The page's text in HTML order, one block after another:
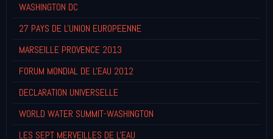
WASHINGTON DC
27 PAYS DE L'UNION EUROPEENNE
MARSEILLE PROVENCE 2013
FORUM MONDIAL DE L'EAU 2012
DECLARATION UNIVERSELLE
WORLD WATER SUMMIT-WASHINGTON
LES SEPT MERVEILLES DE L'EAU